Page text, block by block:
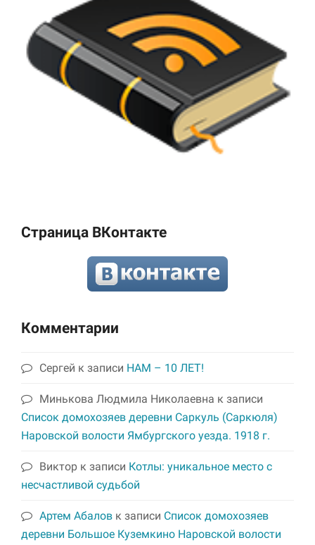
Страница ВКонтакте
Комментарии
Сергей к записи НАМ – 10 ЛЕТ!
Минькова Людмила Николаевна к записи
Список домохозяев деревни Саркуль (Саркюля)
Наровской волости Ямбургского уезда. 1918 г.
Виктор к записи Котлы: уникальное место с
несчастливой судьбой
Артем Абалов к записи Список домохозяев
деревни Большое Куземкино Наровской волости